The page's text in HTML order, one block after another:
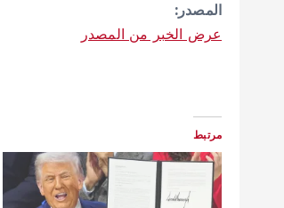
المصدر:
عرض الخبر من المصدر
مرتبط